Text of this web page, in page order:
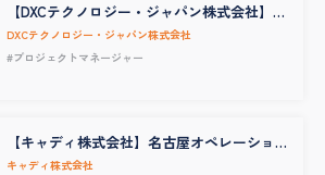
【DXCテクノロジー・ジャパン株式会社】
【Data & AI】 レガシーシステムのマイグレ
ーション案件をけん引する Project Manager
/ Project Leader
DXCテクノロジー・ジャパン株式会社
#プロジェクトマネージャー
【キャディ株式会社】名古屋オペレーショ
ン拠点長
キャディ株式会社